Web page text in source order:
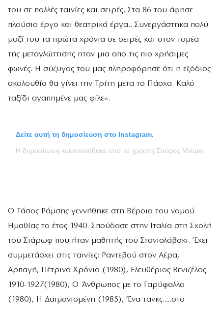
του σε πολλές ταινίες και σειρές. Στα 86 του άφησε
πλούσιο έργο και θεατρικά έργα.. Συνεργάστηκα πολύ
μαζί του τα πρώτα χρόνια σε σειρές και στον τομέα
της μεταγλώττισης ηταν μια απο τις πιο χρήσιμες
φωνές. Η σύζυγος του μας πληροφόρησε ότι η εξόδιος
ακολουθία θα γίνει την Τρίτη μετα το Πάσχα. Καλό
ταξίδι αγαπημένε μας φίλε».
Δείτε αυτή τη δημοσίευση στο Instagram.
Η δημοσίευση κοινοποιήθηκε από το χρήστη Σπύρος
Ο Τάσος Ράμσης γεννήθηκε στη Βέροια του νομού
Ημαθίας το έτος 1940. Σπούδασε στην Ιταλία στη Σχολή
του Σιάρωφ που ήταν μαθητής του Στανισλάβσκι. Έχει
συμμετάσχει στις ταινίες: Ραντεβού στον Αέρα,
Αρπαγή, Πέτρινα Χρόνια (1980), Ελευθέριος Βενιζέλος
1910-1927(1980), Ο Άνθρωπος με το Γαρύφαλλο
(1980), Η Δαιμονισμένη (1985), Ένα τανκς….στο